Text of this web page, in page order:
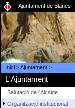
Ajuntament de Blanes
Inici>Ajuntament>
L'Ajuntament
Salutació de l'Alcalde
Organització institucional